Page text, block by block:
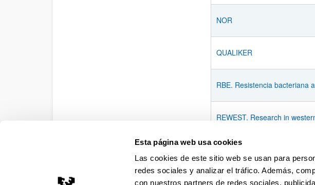
Esta página web usa cookies
Las cookies de este sitio web se usan para
redes sociales y analizar el tráfico. Además,
con nuestros partners de redes sociales,
NOR
QUALIKER
RBE. Resistencia bacteriana
REWEST. Research in
TRALIMA/ITZULIK
audiovisuales / Itzulpena,
Translation, literature and